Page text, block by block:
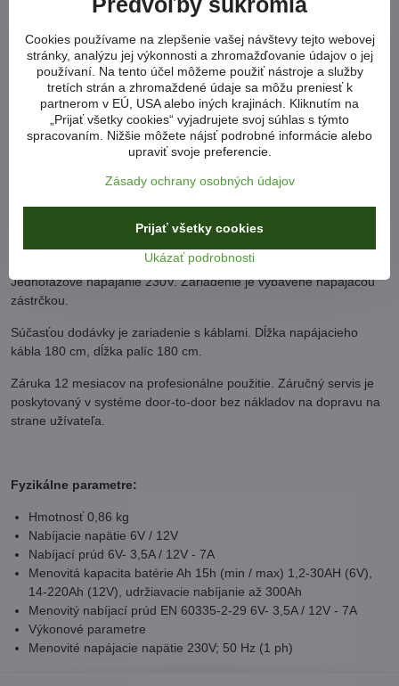
menovitého napätia akumulátora 2A - 6V a 4A - 12V
Power LED - indikuje pripojenie usmerňovača k elektrickej sieti
Nabíjacia LED - indikuje štádium nabíjania batérie
Nabitá LED - indikuje koniec nabíjania
Error LED - signalizuje chybu pripojenia batérie, nerozoznanie
batérie alebo nesprávny výber nabíjacieho napätia.
Kryt nabíjačky má krytie IP 65 (odolné voči striekajúcej vode a
Zariadenie je vybavené tepelnou ochranou, ochranou proti iskreniu
na svorkách, skratom pólov, preťažením a prepólovaním.
Jednofázové napájanie 230V. Zariadenie je vybavené napájacou
zástrčkou.
Súčasťou dodávky je zariadenie s káblami. Dĺžka napájacieho
kábla 180 cm, dĺžka palíc 180 cm.
Záruka 12 mesiacov na profesionálne použitie. Záručný servis je
poskytovaný v systéme door-to-door bez nákladov na dopravu na
strane užívateľa.
Fyzikálne parametre:
Hmotnosť 0,86 kg
Nabíjacie napätie 6V / 12V
Nabíjací prúd 6V- 3,5A / 12V - 7A
Menovitá kapacita batérie Ah 15h (min / max) 1,2-30AH (6V),
14-220Ah (12V), udržiavacie nabíjanie až 300Ah
Menovitý nabíjací prúd EN 60335-2-29 6V- 3,5A / 12V - 7A
Výkonové parametre
Menovité napájacie napätie 230V; 50 Hz (1 ph)
Predvoľby súkromia
Cookies používame na zlepšenie vašej návštevy tejto webovej
stránky, analýzu jej výkonnosti a zhromažďovanie údajov o jej
používaní. Na tento účel môžeme použiť nástroje a služby
tretích strán a zhromaždené údaje sa môžu preniesť k
partnerom v EÚ, USA alebo iných krajinách. Kliknutím na
„Prijať všetky cookies“ vyjadrujete svoj súhlas s týmto
spracovaním. Nižšie môžete nájsť podrobné informácie alebo
upraviť svoje preferencie.
Zásady ochrany osobných údajov
Ukázať podrobnosti
Prijať všetky cookies